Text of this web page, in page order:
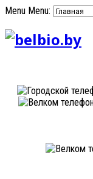
Menu Menu: